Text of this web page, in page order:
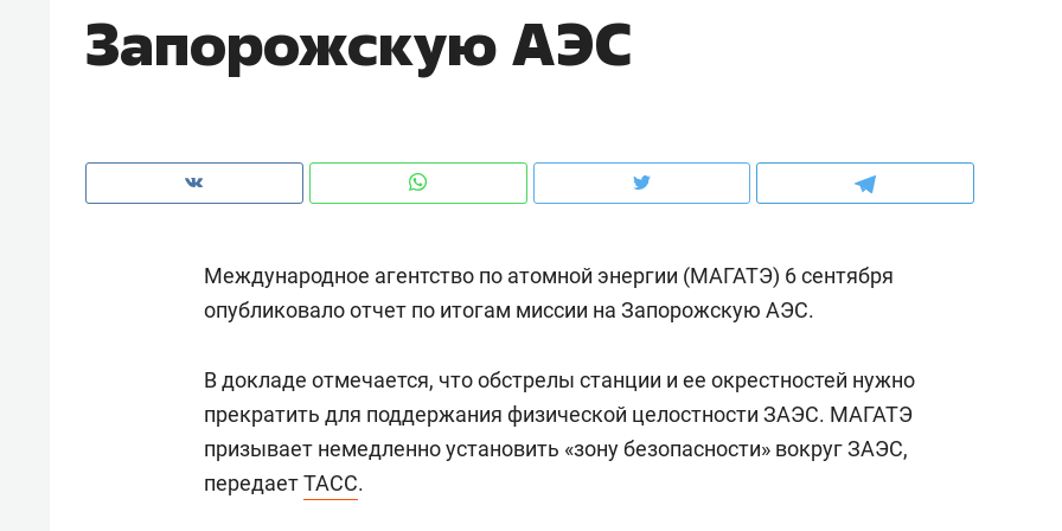
Запорожскую АЭС
Международное агентство по атомной энергии (МАГАТЭ) 6 сентября
опубликовало отчет по итогам миссии на Запорожскую АЭС.
В докладе отмечается, что обстрелы станции и ее окрестностей нужно
прекратить для поддержания физической целостности ЗАЭС. МАГАТЭ
призывает немедленно установить «зону безопасности» вокруг ЗАЭС,
передаетТАСС.
рынки, почему надо знать аксакалов и
чем интересен Оман?
о трехкратном росте цен, дотошных
клиентах и чудных запросах мастеров
Рекомендуем
Как ГК «МИР ГРУПП» и ВТБ
создают оазис жилого
Рекомендуем
150 камер до квартиры и Face
Опыт выживания в